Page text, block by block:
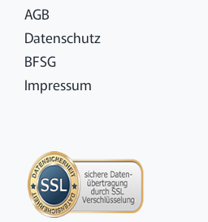
AGB
Datenschutz
BFSG
Impressum